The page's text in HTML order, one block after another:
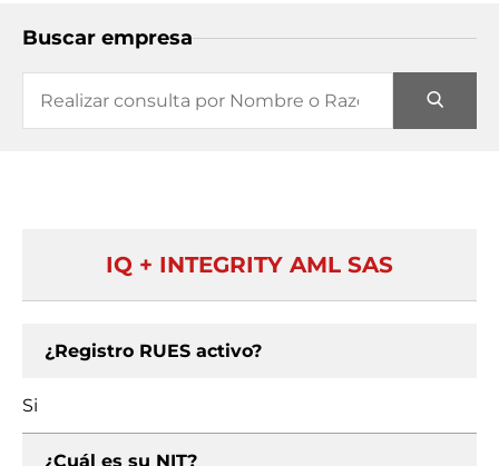
Buscar empresa
IQ + INTEGRITY AML SAS
¿Registro RUES activo?
Si
¿Cuál es su NIT?